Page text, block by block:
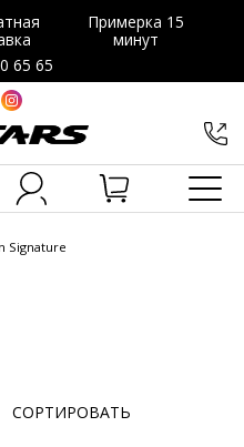
Примерка 15
минут
65 65
Signature
СОРТИРОВАТЬ